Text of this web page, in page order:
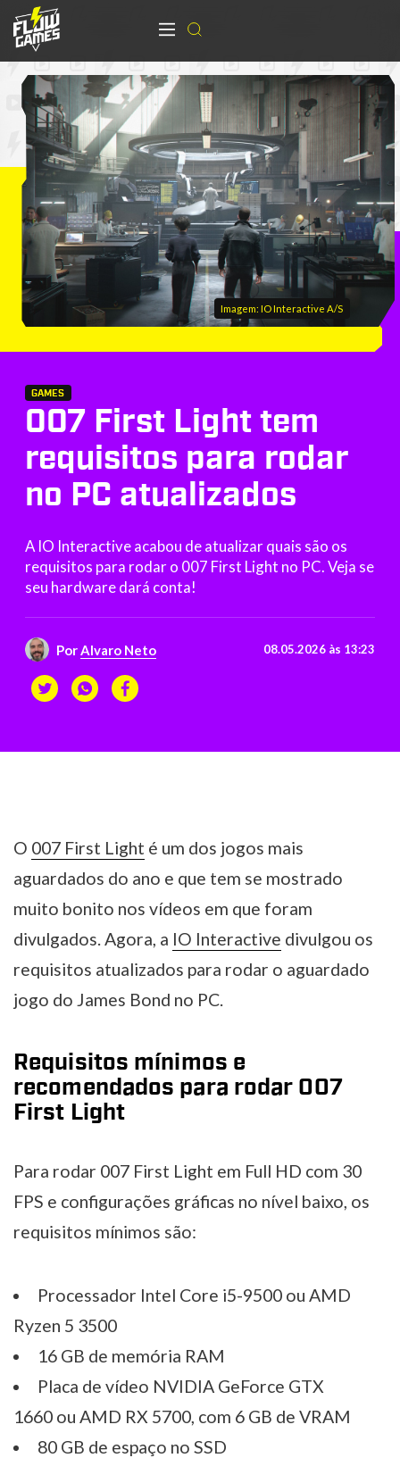
Imagem: IO Interactive A/S
GAMES
007 First Light tem
requisitos para rodar
no PC atualizados
A IO Interactive acabou de atualizar quais são os
requisitos para rodar o 007 First Light no PC. Veja se
seu hardware dará conta!
Por Alvaro Neto 08.05.2026 às 13:23
O 007 First Light é um dos jogos mais
aguardados do ano e que tem se mostrado
muito bonito nos vídeos em que foram
divulgados. Agora, a IO Interactive divulgou os
requisitos atualizados para rodar o aguardado
jogo do James Bond no PC.
Requisitos mínimos e
recomendados para rodar 007
First Light
Para rodar 007 First Light em Full HD com 30
FPS e configurações gráficas no nível baixo, os
requisitos mínimos são:
Processador Intel Core i5-9500 ou AMD
Ryzen 5 3500
16 GB de memória RAM
Placa de vídeo NVIDIA GeForce GTX
1660 ou AMD RX 5700, com 6 GB de VRAM
80 GB de espaço no SSD